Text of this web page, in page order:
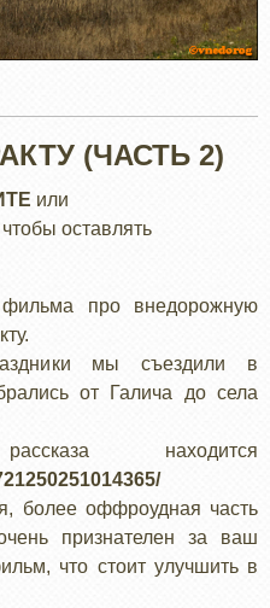
(ЧАСТЬ 2)
или
чтобы оставлять
фильма про внедорожную
мы съездили в
от Галича до села
находится
более оффроудная часть
признателен за ваш
что стоит улучшить в